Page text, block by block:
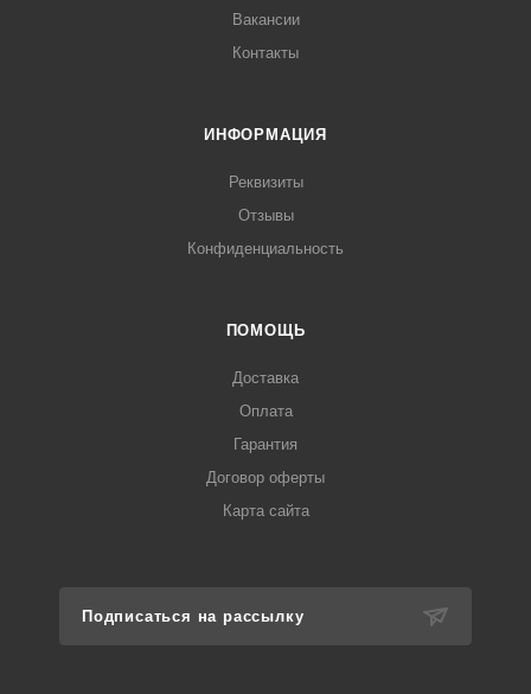
Вакансии
Контакты
ИНФОРМАЦИЯ
Реквизиты
Отзывы
Конфиденциальность
ПОМОЩЬ
Доставка
Оплата
Гарантия
Договор оферты
Карта сайта
Подписаться на рассылку